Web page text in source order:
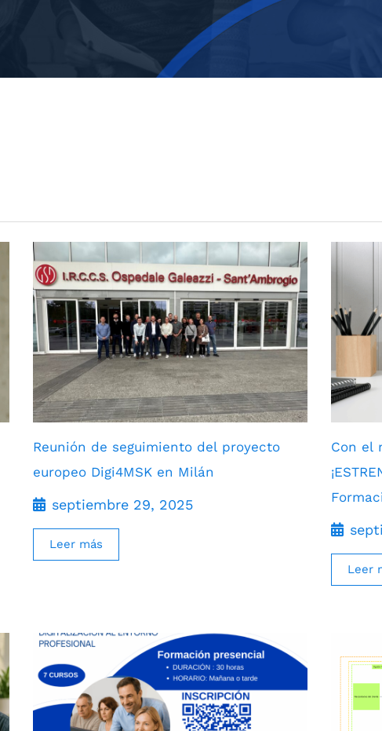
Reunión de seguimiento del proyecto
europeo Digi4MSK en Milán
septiembre 29, 2025
Leer más
Con el
Leer